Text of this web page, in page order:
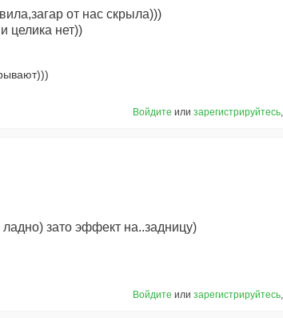
от нас скрыла)))
целика нет))
Войдите или зарегистрируйтесь
зато эффект на..задницу)
Войдите или зарегистрируйтесь